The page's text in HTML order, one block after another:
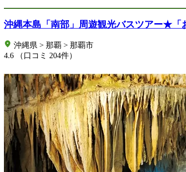
沖縄本島「南部」周遊観光バスツアー★「
沖縄県 > 那覇 > 那覇市
4.6
（口コミ 204件）